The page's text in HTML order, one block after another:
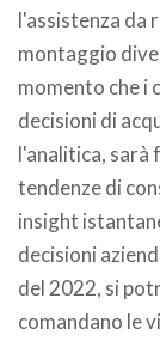
l'assistenza da
montaggio
momento che i
decisioni di
l'analitica, sarà
tendenze di
insight
decisioni
del 2022, si
comandano le